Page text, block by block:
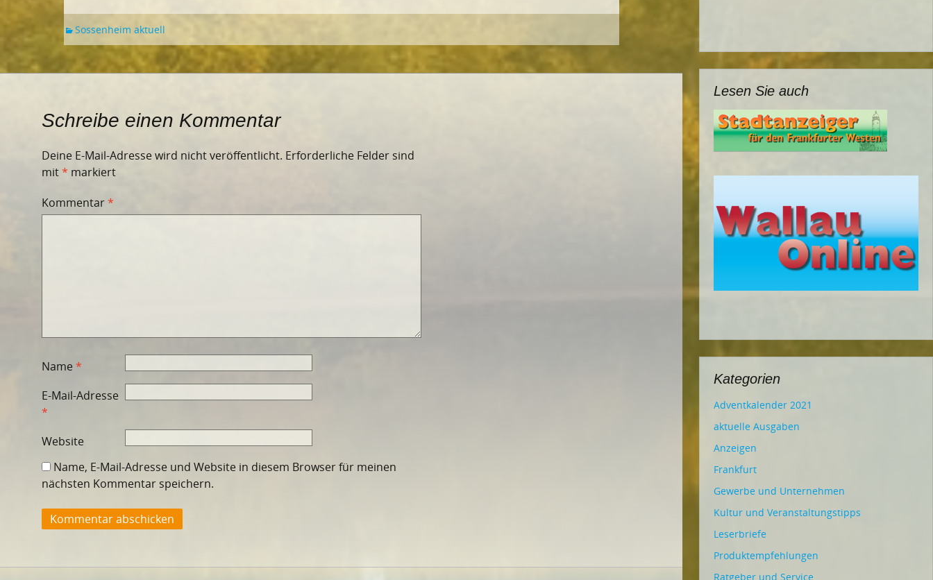
Sossenheim aktuell
Schreibe einen Kommentar
Deine E-Mail-Adresse wird nicht veröffentlicht. Erforderliche Felder sind
mit* markiert
Kommentar*
Name*
E-Mail-Adresse
*
Website
Name, E-Mail-Adresse und Website in diesem Browser für meinen
nächsten Kommentar speichern.
Lesen Sie auch
Kategorien
Adventkalender 2021
aktuelle Ausgaben
Anzeigen
Frankfurt
Gewerbe und Unternehmen
Kultur und Veranstaltungstipps
Leserbriefe
Produktempfehlungen
Ratgeber und Service